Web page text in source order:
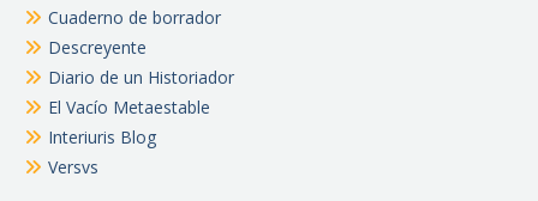
Cuaderno de borrador
Descreyente
Diario de un Historiador
El Vacío Metaestable
Interiuris Blog
Versvs